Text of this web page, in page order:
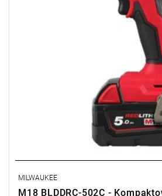
Promocja wyłącznie dla podmiotów
MILWAUKEE
M18 BLDDRC-502C -